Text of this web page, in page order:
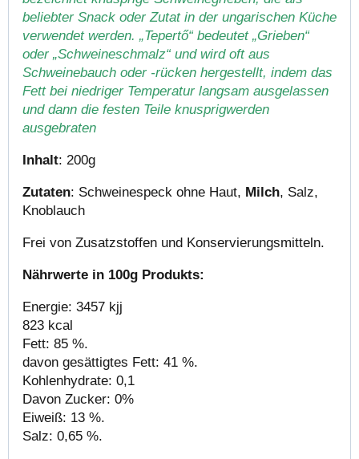
beliebter Snack oder Zutat in der ungarischen Küche
verwendet werden. „Tepertő“ bedeutet „Grieben“
oder „Schweineschmalz“ und wird oft aus
Schweinebauch oder -rücken hergestellt, indem das
Fett bei niedriger Temperatur langsam ausgelassen
und dann die festen Teile knusprigwerden
ausgebraten
Inhalt: 200g
Zutaten: Schweinespeck ohne Haut, Milch, Salz,
Knoblauch
Frei von Zusatzstoffen und Konservierungsmitteln.
Nährwerte in 100g Produkts:
Energie: 3457 kjj
823 kcal
Fett: 85 %.
davon gesättigtes Fett: 41 %.
Kohlenhydrate: 0,1
Davon Zucker: 0%
Eiweiß: 13 %.
Salz: 0,65 %.